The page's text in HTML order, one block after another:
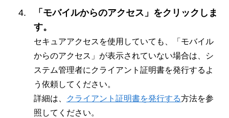
「モバイルからのアクセス」をクリックしま
す。
セキュアアクセスを使用していても、「モバイル
からのアクセス」が表示されていない場合は、シ
ステム管理者にクライアント証明書を発行するよ
う依頼してください。
詳細は、
クライアント証明書を発行する方法を参
照してください。